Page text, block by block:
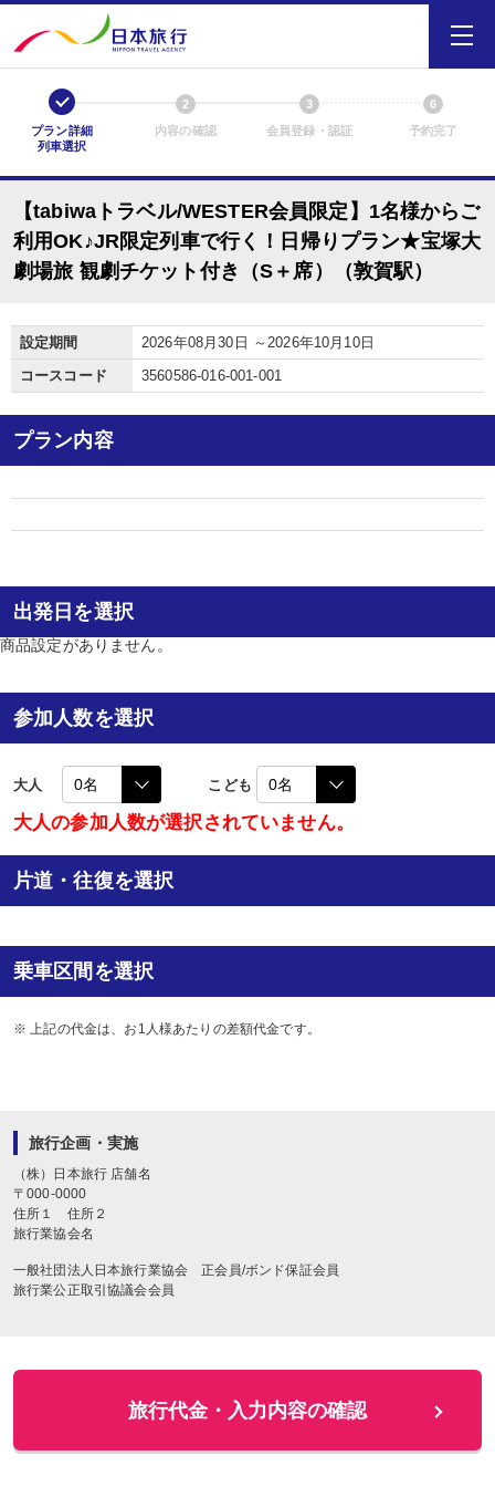
1
プラン詳細
列車選択
2
内容の確認
3
会員登録・認証
6
予約完了
【tabiwaトラベル/WESTER会員限定】1名様からご
利用OK♪JR限定列車で行く！日帰りプラン★宝塚大
劇場旅 観劇チケット付き（S＋席）（敦賀駅）
設定期間
2026年08月30日 ～2026年10月10日
コースコード
3560586-016-001-001
プラン内容
出発日を選択
商品設定がありません。
参加人数を選択
大人 こども
大人の参加人数が選択されていません。
片道・往復を選択
乗車区間を選択
※ 上記の代金は、お1人様あたりの差額代金です。
旅行企画・実施
（株）日本旅行 店舗名
〒000-0000
住所１
住所２
旅行業協会名
一般社団法人日本旅行業協会 正会員/ボンド保証会員
旅行業公正取引協議会会員